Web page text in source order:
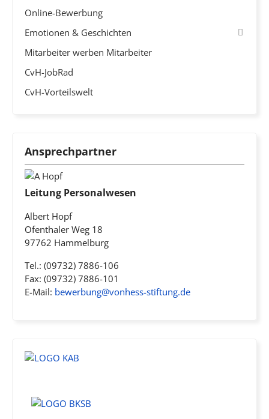
Online-Bewerbung
Emotionen & Geschichten
Mitarbeiter werben Mitarbeiter
CvH-JobRad
CvH-Vorteilswelt
Ansprechpartner
Leitung Personalwesen
Albert Hopf
Ofenthaler Weg 18
97762 Hammelburg
Tel.: (09732) 7886-106
Fax: (09732) 7886-101
E-Mail: bewerbung@vonhess-stiftung.de